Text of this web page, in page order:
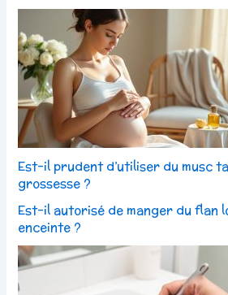
Est-il prudent d’utiliser du musc
grossesse ?
Est-il autorisé de manger du flan
enceinte ?